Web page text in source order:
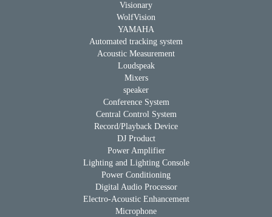
Visionary
WolfVision
YAMAHA
Automated tracking system
Acoustic Measurement
Loudspeak
Mixers
speaker
Conference System
Central Control System
Record/Playback Device
DJ Product
Power Amplifier
Lighting and Lighting Console
Power Conditioning
Digital Audio Processor
Electro-Acoustic Enhancement
Microphone